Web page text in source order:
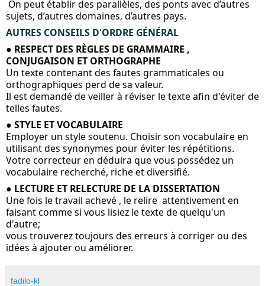
sujets, d’autres domaines, d’autres pays.
AUTRES CONSEILS D'ORDRE GÉNÉRAL
● RESPECT DES RÈGLES DE GRAMMAIRE ,
CONJUGAISON ET ORTHOGRAPHE
Un texte contenant des fautes grammaticales ou
orthographiques perd de sa valeur.
Il est demandé de veiller à réviser le texte afin d'éviter de
telles fautes.
● STYLE ET VOCABULAIRE
Employer un style soutenu. Choisir son vocabulaire en
utilisant des synonymes pour éviter les répétitions.
Votre correcteur en déduira que vous possédez un
vocabulaire recherché, riche et diversifié.
● LECTURE ET RELECTURE DE LA DISSERTATION
Une fois le travail achevé , le relire  attentivement en
faisant comme si vous lisiez le texte de quelqu'un
d'autre;
vous trouverez toujours des erreurs à corriger ou des
idées à ajouter ou améliorer.
fadilo-kl